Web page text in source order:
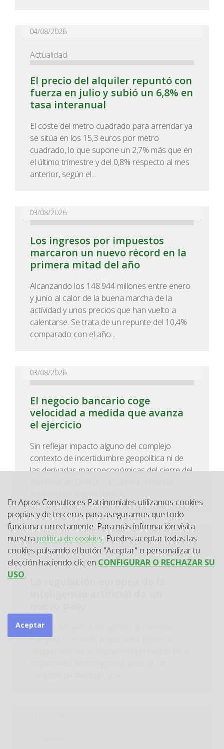
04/08/2026
Actualidad
El precio del alquiler repuntó con
fuerza en julio y subió un 6,8% en
tasa interanual
El coste del metro cuadrado para arrendar ya
se sitúa en los 15,3 euros por metro
cuadrado, lo que supone un 2,7% más que en
el último trimestre y del 0,8% respecto al mes
anterior, según el...
03/08/2026
Los ingresos por impuestos
marcaron un nuevo récord en la
primera mitad del año
Alcanzando los 148.944 millones entre enero
y junio al calor de la buena marcha de la
actividad y unos precios que han vuelto a
calentarse. Se trata de un repunte del 10,4%
comparado con el año...
03/08/2026
El negocio bancario coge
velocidad a medida que avanza
el ejercicio
Sin reflejar impacto alguno del complejo
contexto de incertidumbre geopolítica ni de
las derivadas macroeconómicas del cierre del
03/08/2026
Actualidad
A partir de ayer, 2 de agosto, la Comisión
Europea comienza a aplicar las primeras
En Apros Consultores Patrimoniales utilizamos cookies
propias y de terceros para asegurarnos que todo
funciona correctamente. Para más información visita
nuestra política de cookies. Puedes aceptar todas las
cookies pulsando el botón "Aceptar" o personalizar tu
elección haciendo clic en CONFIGURAR O RECHAZAR SU
USO.
Aceptar